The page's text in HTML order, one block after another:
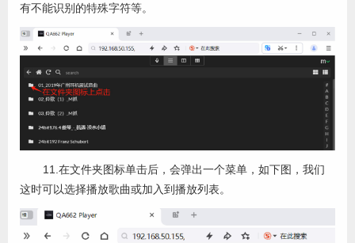
有不能识别的特殊字符等。
11.在文件夹图标单击后，会弹出一个菜单，如下图，我们
这时可以选择播放歌曲或加入到播放列表。